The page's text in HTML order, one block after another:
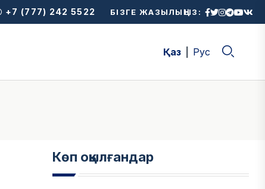
+7 (777) 242 5522 БІЗГЕ ЖАЗЫЛЫҢЫЗ:
Қаз Рус
Көп оқылғандар